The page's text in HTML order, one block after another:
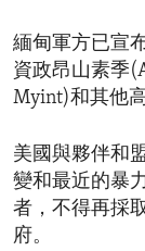
緬甸軍方已宣
資政昂山素季
Myint)和其他
美國與夥伴和
變和最近的暴
者，不得再採
府。